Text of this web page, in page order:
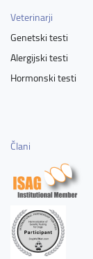
Veterinarji
Genetski testi
Alergijski testi
Hormonski testi
Člani